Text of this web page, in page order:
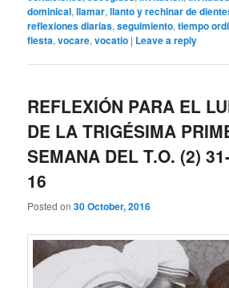
dominical,llamar,llanto y rechinar de
reflexiones diarias,seguimiento,tiempo
fiesta,vocare,vocatio | Leave a reply
REFLEXIÓN PARA EL
DE LA TRIGÉSIMA
SEMANA DEL T.O. (2)
16
Posted on30 October, 2016